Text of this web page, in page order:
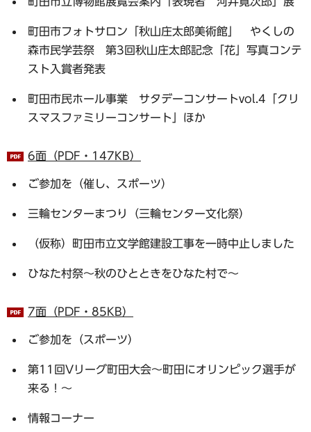
町田市フォトサロン「秋山庄太郎美術館」 やくしの
森市民学芸祭 第3回秋山庄太郎記念「花」写真コンテ
スト入賞者発表
町田市民ホール事業 サタデーコンサートvol.4「クリ
スマスファミリーコンサート」ほか
6面（PDF・147KB）
ご参加を（催し、スポーツ）
三輪センターまつり（三輪センター文化祭）
（仮称）町田市立文学館建設工事を一時中止しました
ひなた村祭～秋のひとときをひなた村で～
7面（PDF・85KB）
ご参加を（スポーツ）
第11回Vリーグ町田大会～町田にオリンピック選手が
来る！～
情報コーナー